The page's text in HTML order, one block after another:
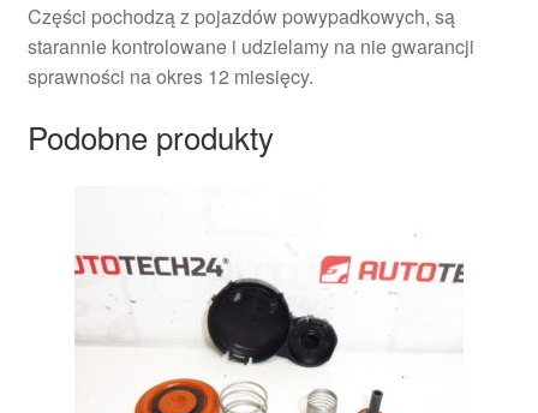
Części pochodzą z pojazdów powypadkowych, są
starannie kontrolowane i udzielamy na nie gwarancji
sprawności na okres 12 miesięcy.
Podobne produkty